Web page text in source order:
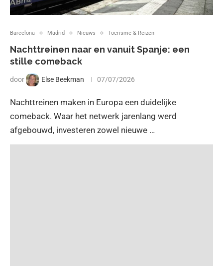
Barcelona Madrid Nieuws Toerisme & Reizen
Nachttreinen naar en vanuit Spanje: een
stille comeback
door Else Beekman 07/07/2026
Nachttreinen maken in Europa een duidelijke
comeback. Waar het netwerk jarenlang werd
afgebouwd, investeren zowel nieuwe …